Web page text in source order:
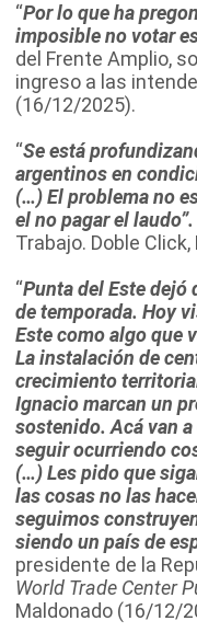
“Por lo que ha
imposible no votar
del Frente Amplio,
ingreso a las
(16/12/2025).
“Se está
argentinos en
(…) El problema no
el no pagar el laudo”.
Trabajo. Doble
“Punta del Este dejó
de temporada. Hoy
Este como algo que
La instalación de
crecimiento
Ignacio marcan un
sostenido. Acá van
seguir ocurriendo
(…) Les pido que
las cosas no las
seguimos
siendo un país de
presidente de la
World Trade Center
Maldonado (16/12/